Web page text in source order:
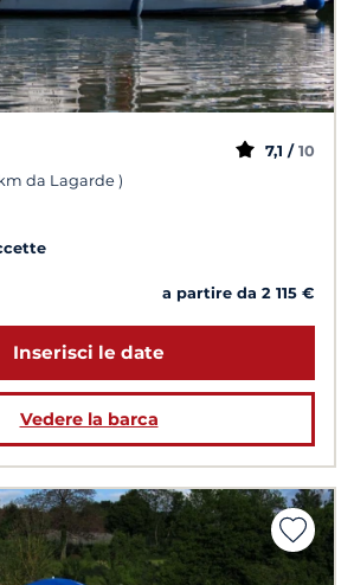
da Lagarde )
7,1 / 10
a partire da 2 115 €
Inserisci le date
Vedere la barca